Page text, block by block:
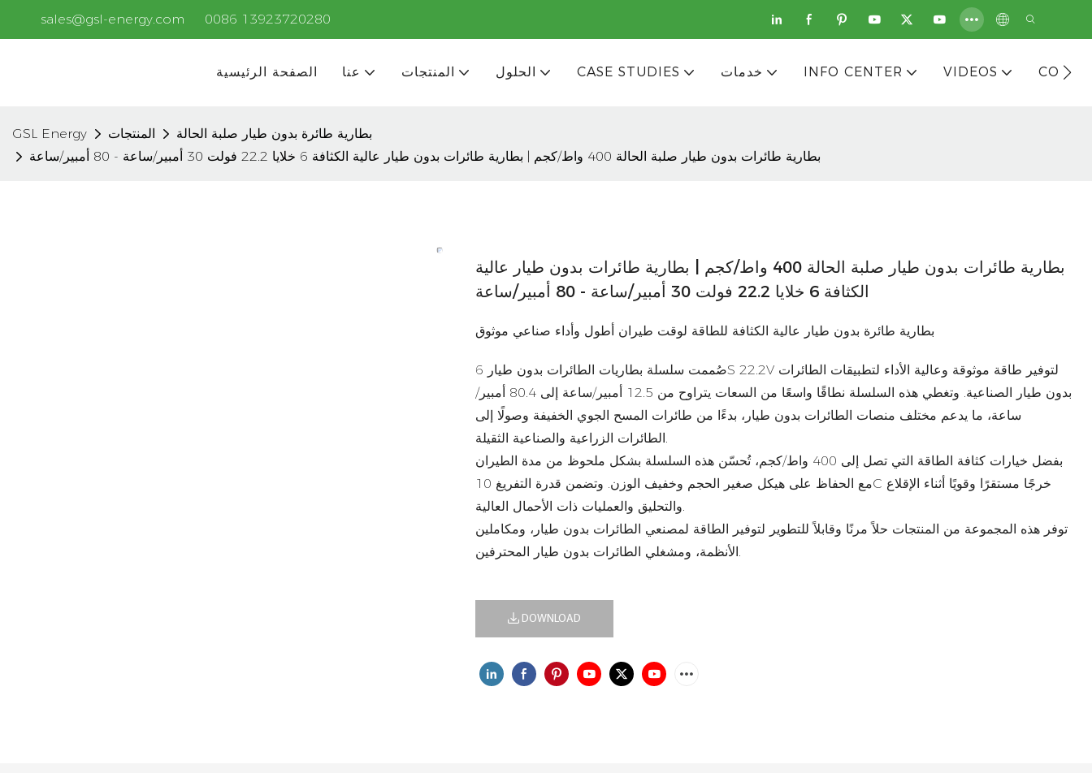
sales@gsl-energy.com 0086 13923720280
الصفحة الرئيسية عنا المنتجات الحلول CASE STUDIES خدمات INFO CENTER VIDEOS
GSL Energy المنتجات
بطارية طائرة بدون طيار صلبة الحالة
بطارية طائرات بدون طيار صلبة الحالة 400 واط/كجم | بطارية طائرات بدون طيار عالية الكثافة 6 خلايا 22.2 فولت 30 أمبير/ساعة - 80 أمبير/ساعة
بطارية طائرات بدون طيار صلبة الحالة 400 واط/كجم | بطارية طائرات بدون طيار عالية
الكثافة 6 خلايا 22.2 فولت 30 أمبير/ساعة - 80 أمبير/ساعة
بطارية طائرة بدون طيار عالية الكثافة للطاقة لوقت طيران أطول وأداء صناعي موثوق
صُممت سلسلة بطاريات الطائرات بدون طيار 6S 22.2V لتوفير طاقة موثوقة وعالية الأداء لتطبيقات الطائرات
بدون طيار الصناعية. وتغطي هذه السلسلة نطاقًا واسعًا من السعات يتراوح من 12.5 أمبير/ساعة إلى 80.4 أمبير/
ساعة، ما يدعم مختلف منصات الطائرات بدون طيار، بدءًا من طائرات المسح الجوي الخفيفة وصولًا إلى
بفضل خيارات كثافة الطاقة التي تصل إلى 400 واط/كجم، تُحسّن هذه السلسلة بشكل ملحوظ من مدة الطيران
مع الحفاظ على هيكل صغير الحجم وخفيف الوزن. وتضمن قدرة التفريغ 10C خرجًا مستقرًا وقويًا أثناء الإقلاع
توفر هذه المجموعة من المنتجات حلاً مرنًا وقابلاً للتطوير لتوفير الطاقة لمصنعي الطائرات بدون طيار، ومكاملين
DOWNLOAD